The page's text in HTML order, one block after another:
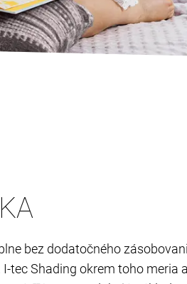
bez dodatočného
tec Shading okrem toho meria